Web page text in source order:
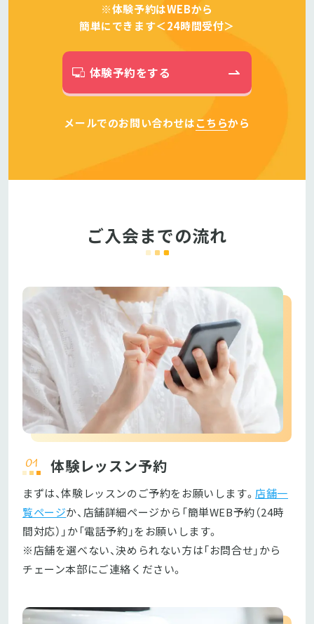
※体験予約はWEBから
簡単にできます＜24時間受付＞
体験予約をする
メールでのお問い合わせはこちらから
ご入会までの流れ
体験レッスン予約
まずは、体験レッスンのご予約をお願いします。 店舗一
覧ページか、店舗詳細ページから「簡単WEB予約（24時
間対応）」か「電話予約」をお願いします。
※店舗を選べない、決められない方は「お問合せ」から
チェーン本部にご連絡ください。